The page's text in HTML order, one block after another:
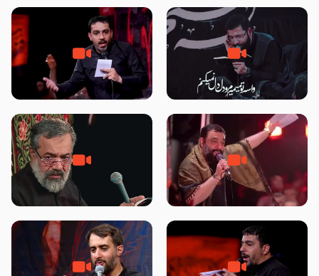
مصداق کربلا – حاج حسین سیب
سرخی
شور ، حسینا! به‌ حق زهرا «أُنْظُرْ
إِلَینا» – عزاداری شب هفتم ماه
جانا جانا ابی عبدالله – کربلایی جواد
مقدم – شب هشتم محرم 1448 –
مادر منم مثل تو خمیدم – حاج
محمود کریمی – شهادت حضرت
هیئت رایة العباس علیه السلام